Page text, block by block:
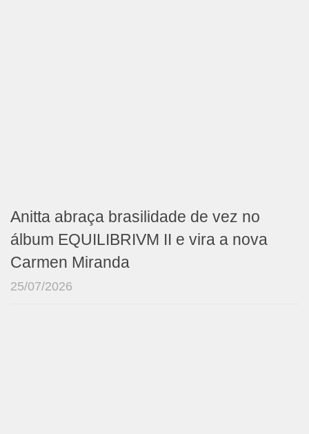
Anitta abraça brasilidade de vez no
álbum EQUILIBRIVM II e vira a nova
Carmen Miranda
25/07/2026